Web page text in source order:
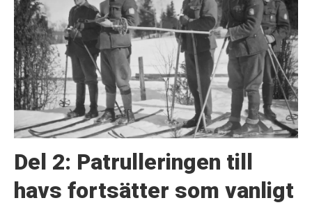
Del 2: Patrulleringen till
havs fortsätter som vanligt